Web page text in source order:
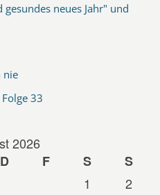
neues Jahr" und
nie
33
2026
D F S
S
1
2